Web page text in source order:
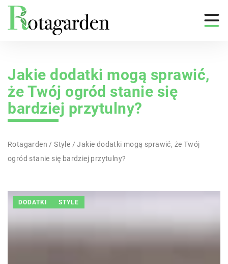
Jakie dodatki mogą sprawić,
że Twój ogród stanie się
bardziej przytulny?
Rotagarden /Style /Jakie dodatki mogą sprawić, że Twój
ogród stanie się bardziej przytulny?
DODATKI STYLE